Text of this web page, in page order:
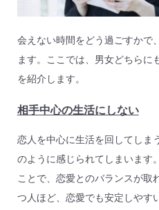
会えない時間をどう過ごすかで
ます。ここでは、男女どちらに
を紹介します。
相手中心の生活にしない
恋人を中心に生活を回してしま
のように感じられてしまいます
ことで、恋愛とのバランスが取
つ人ほど、恋愛でも安定しやす